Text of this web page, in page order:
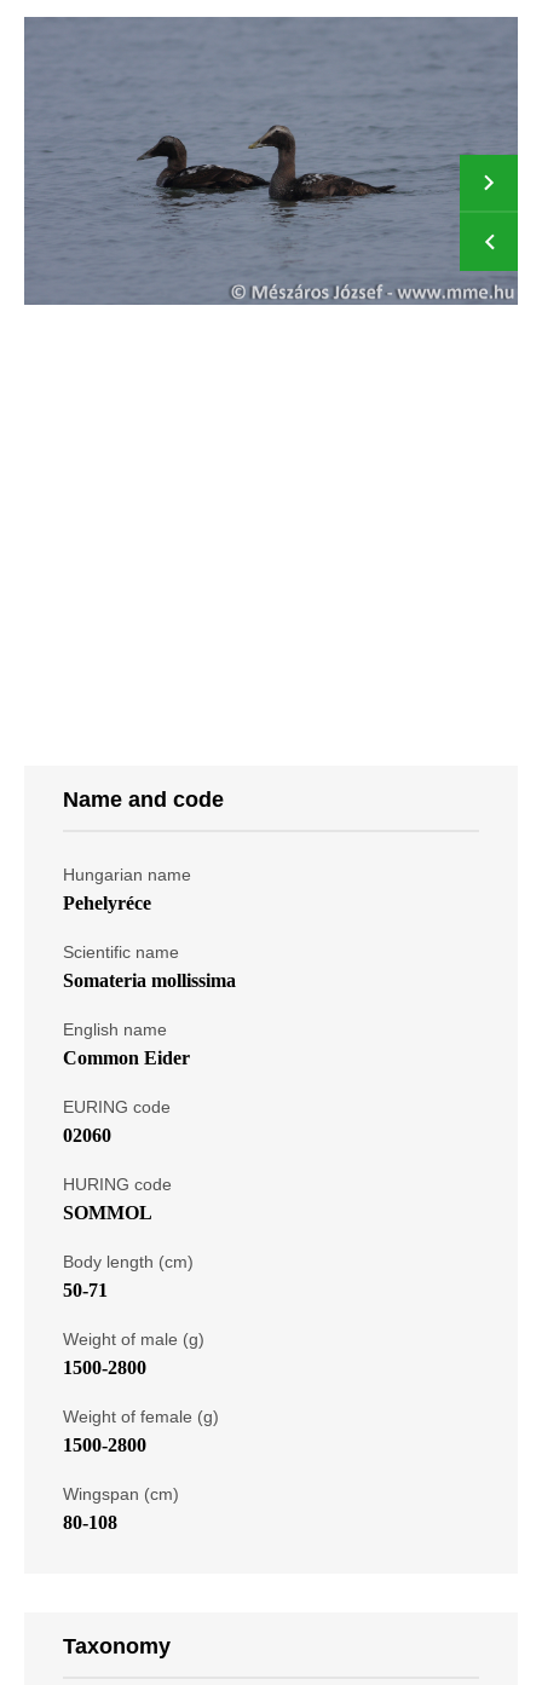
Name and code
Hungarian name
Pehelyréce
Scientific name
Somateria mollissima
English name
Common Eider
EURING code
02060
HURING code
SOMMOL
Body length (cm)
50-71
Weight of male (g)
1500-2800
Weight of female (g)
1500-2800
Wingspan (cm)
80-108
Taxonomy